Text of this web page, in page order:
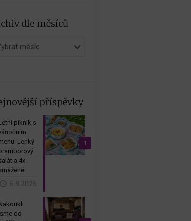
dle měsíců
příspěvky
1
piknik s
Lehký
bramborový
a 4x
6.8.2026
do